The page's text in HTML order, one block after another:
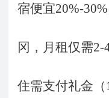
宿便宜20%-
冈，月租仅需
住需支付礼金